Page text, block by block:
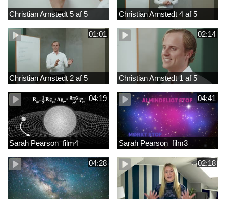
Christian Arnstedt 5 af 5 Christian Arnstedt 4 af 5
01:01
Christian Arnstedt 2 af 5
02:14
Christian Arnstedt 1 af 5
04:19
Sarah Pearson_film4
04:41
Sarah Pearson_film3
04:28 02:18